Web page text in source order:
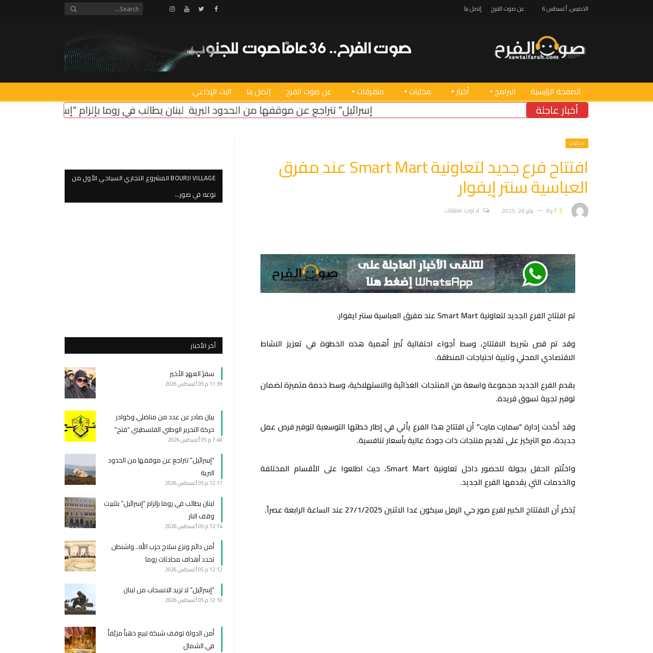
الخميس, أغسطس 6 عن صوت الفرح إتصل بنا Facebook
Twitter
Youtube
Instagram
الصفحة الرئيسية البرامج أخبار محليات متفرقات عن صوت الفرح إتصل بنا البث الإذاعي
أخبار عاجلة “إسرائيل” تتراجع عن موقفها من الحدود البرية لبنان يطالب في روما بإلزام “إسرائيل” بتثبيت وقف النار
محليات
افتتاح فرع جديد لتعاونية Smart Mart عند مفرق
العباسية سنتر إيفوار
ByF.S يناير 26, 2025 لا توجد تعليقات
تم افتتاح الفرع الجديد لتعاونية Smart Mart عند مفرق العباسية سنتر ايفوار.
وقد تم قص شريط الافتتاح، وسط أجواء احتفالية تُبرز أهمية هذه الخطوة في تعزيز النشاط
الاقتصادي المحلي وتلبية احتياجات المنطقة.
يقدم الفرع الجديد مجموعة واسعة من المنتجات الغذائية والاستهلاكية، وسط خدمة متميزة لضمان
توفير تجربة تسوق فريدة.
وقد أكدت إدارة “سمارت مارت” أن افتتاح هذا الفرع يأتي في إطار خطتها التوسعية لتوفير فرص عمل
جديدة، مع التركيز على تقديم منتجات ذات جودة عالية بأسعار تنافسية.
واختُتم الحفل بجولة للحضور داخل تعاونية Smart Mart، حيث اطلعوا على الأقسام المختلفة
والخدمات التي يقدمها الفرع الجديد.
يُذكر أن الافتتاح الكبير لفرع صور حي الرمل سيكون غدا الاثنين 27/1/2025 عند الساعة الرابعة عصراً.
BOURJI VILLAGE المشروع التجاري السياحي الأول من
نوعه في صور…
أخر الأخبار
سفرُ العهدِ الأخير
11:39 م 05 أغسطس 2026
بيان صادر عن عدد من مناضلي وكوادر
حركة التحرير الوطني الفلسطيني “فتح”
7:40 م 05 أغسطس 2026
“إسرائيل” تتراجع عن موقفها من الحدود
البرية
12:17 م 05 أغسطس 2026
لبنان يطالب في روما بإلزام “إسرائيل” بتثبيت
وقف النار
12:14 م 05 أغسطس 2026
أمن دائم ونزع سلاح حزب الله.. واشنطن
تحدد أهداف محادثات روما
12:12 م 05 أغسطس 2026
“إسرائيل” لا تريد الانسحاب من لبنان
12:10 م 05 أغسطس 2026
أمن الدولة توقف شبكة تبيع ذهباً مزيّفاً
في الشمال